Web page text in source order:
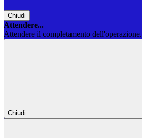
Chiudi
Attendere...
Attendere il completamento
Chiudi